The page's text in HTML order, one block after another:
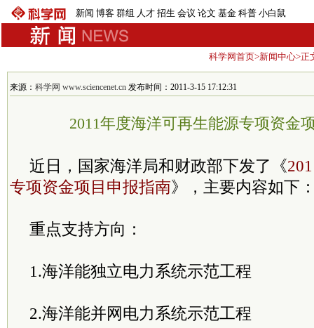
新闻 博客 群组 人才 招生 会议 论文 基金 科普 小白鼠
科学网首页>新闻中心>正
来源： 科学网 www.sciencenet.cn 发布时间：2011-3-15 17:12:31
2011年度海洋可再生能源专项资金
近日，国家海洋局和财政部下发了《
专项资金项目申报指南》，主要内容如下
重点支持方向：
1.海洋能独立电力系统示范工程
2.海洋能并网电力系统示范工程